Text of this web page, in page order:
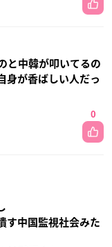
と中韓が叩いてるの
身が香ばしい人だっ
0
す中国監視社会みた